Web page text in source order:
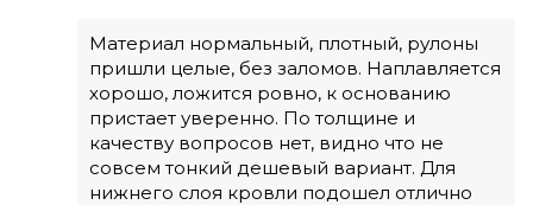
Материал нормальный, плотный, рулоны
пришли целые, без заломов. Наплавляется
хорошо, ложится ровно, к основанию
пристает уверенно. По толщине и
качеству вопросов нет, видно что не
совсем тонкий дешевый вариант. Для
нижнего слоя кровли подошел отлично